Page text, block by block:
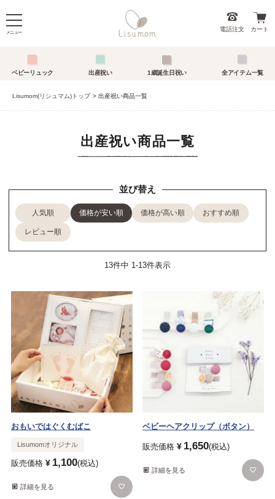
メニュー 電話注文 カート
ベビーリュック 出産祝い 1歳誕生日祝い 全アイテム一覧
Lisumom(リシュマム)トップ 出産祝い商品一覧
出産祝い商品一覧
並び替え
人気順 価格が安い順 価格が高い順 おすすめ順
レビュー順
13件中 1-13件表示
おもいではぐくむばこ
Lisumomオリジナル
販売価格 ¥ 1,100 税込
詳細を見る
ベビーヘアクリップ（ボタン）
販売価格 ¥ 1,650 税込
詳細を見る